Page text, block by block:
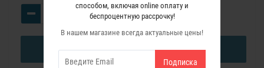
способом, включая online оплату и
беспроцентную рассрочку!
В нашем магазине всегда актуальные цены!
Подписка
В КОРЗИНУ